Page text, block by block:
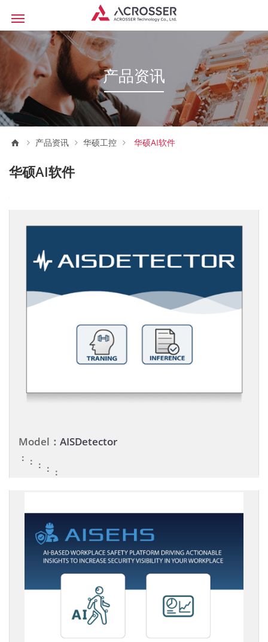
产品资讯
产品资讯 华硕工控 华硕AI软件
华硕AI软件
Model： AISDetector
： ： ： ： ：